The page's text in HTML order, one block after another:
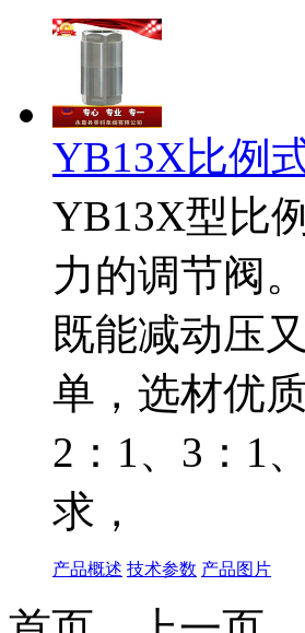
YB13X比例
YB13X型比
力的调节阀
既能减动压
单，选材优
2：1、3：1
求，
产品概述 技术参数 产品图片